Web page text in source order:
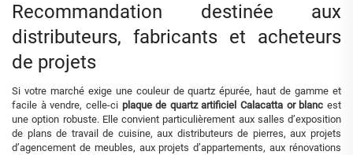
Recommandation destinée aux
distributeurs, fabricants et acheteurs
de projets
Si votre marché exige une couleur de quartz épurée, haut de gamme et
facile à vendre, celle-ci plaque de quartz artificiel Calacatta or blancest
une option robuste. Elle convient particulièrement aux salles d’exposition
de plans de travail de cuisine, aux distributeurs de pierres, aux projets
d’agencement de meubles, aux projets d’appartements, aux rénovations